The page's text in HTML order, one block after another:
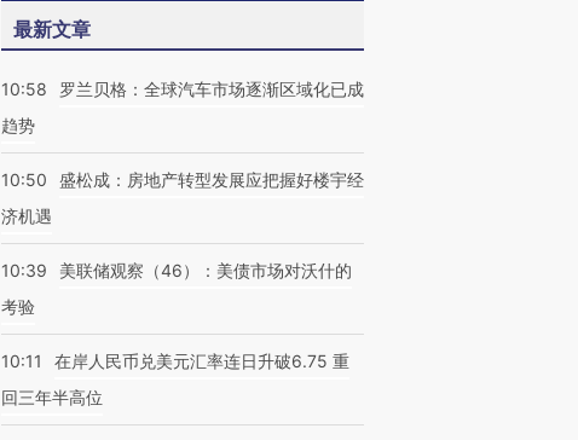
最新文章
10:58
罗兰贝格：全球汽车市场逐渐区域化已成
趋势
10:50
盛松成：房地产转型发展应把握好楼宇经
济机遇
10:39
美联储观察（46）：美债市场对沃什的
考验
10:11
在岸人民币兑美元汇率连日升破6.75 重
回三年半高位